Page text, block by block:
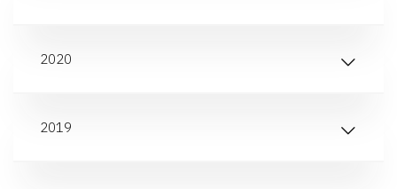
2020
2019